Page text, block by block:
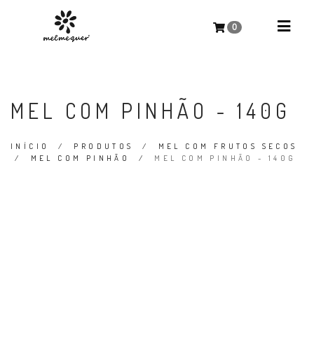
0
MEL COM PINHÃO - 140G
INÍCIO / PRODUTOS / MEL COM FRUTOS SECOS
/ MEL COM PINHÃO / MEL COM PINHÃO - 140G